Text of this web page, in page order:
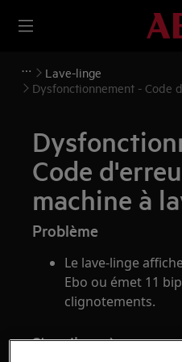
Lave-linge
Dysfonctionnement - Code
Code
machine à
Problème
Le lave-linge
Ebo ou émet 11
clignotements.
S'applique à